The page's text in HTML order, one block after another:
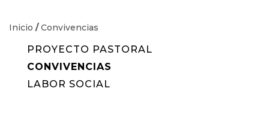
Inicio /Convivencias
PROYECTO PASTORAL
CONVIVENCIAS
LABOR SOCIAL